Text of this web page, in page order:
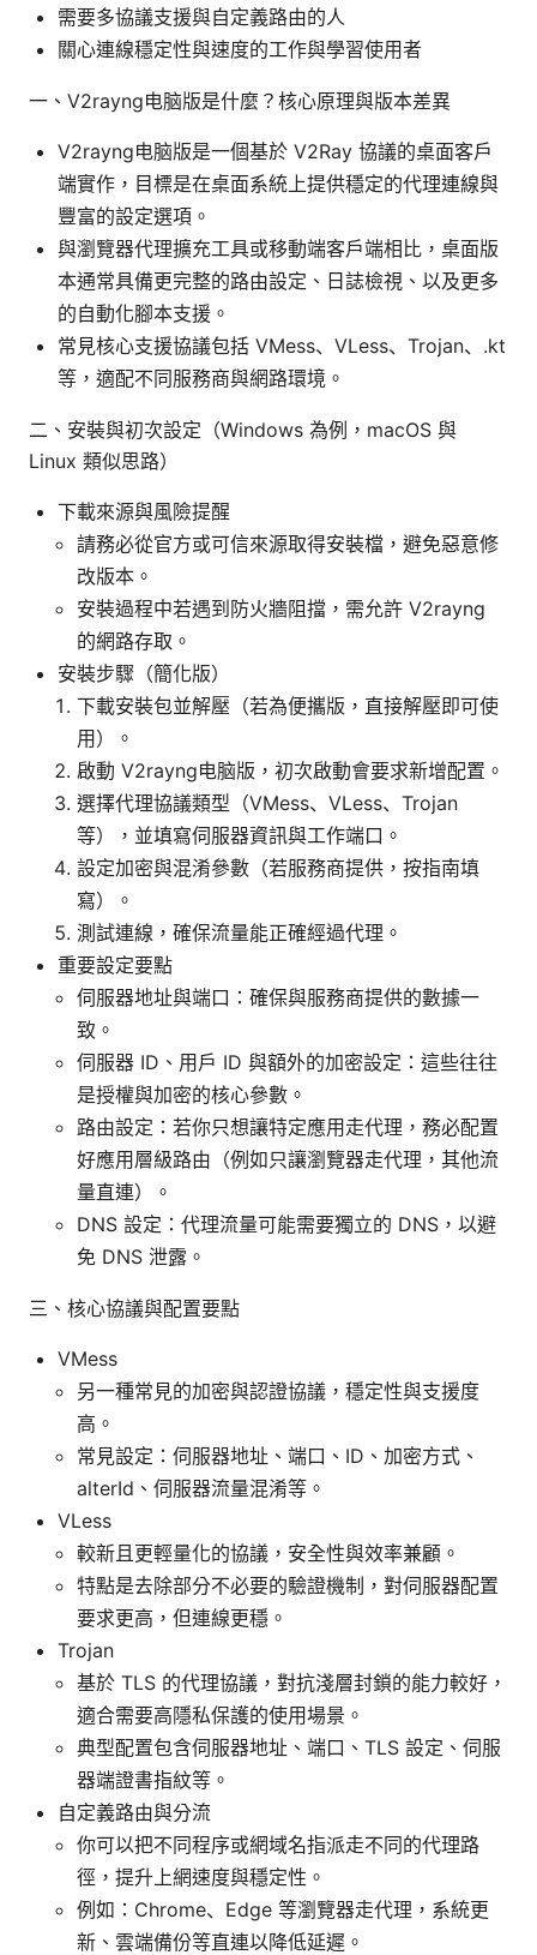
需要多協議支援與自定義路由的人
關心連線穩定性與速度的工作與學習使用者
一、V2rayng电脑版是什麼？核心原理與版本差異
V2rayng电脑版是一個基於 V2Ray 協議的桌面客戶
端實作，目標是在桌面系統上提供穩定的代理連線與
豐富的設定選項。
與瀏覽器代理擴充工具或移動端客戶端相比，桌面版
本通常具備更完整的路由設定、日誌檢視、以及更多
的自動化腳本支援。
常見核心支援協議包括 VMess、VLess、Trojan、.kt
等，適配不同服務商與網路環境。
二、安裝與初次設定（Windows 為例，macOS 與
Linux 類似思路）
下載來源與風險提醒
請務必從官方或可信來源取得安裝檔，避免惡意修
改版本。
安裝過程中若遇到防火牆阻擋，需允許 V2rayng
的網路存取。
安裝步驟（簡化版）
下載安裝包並解壓（若為便攜版，直接解壓即可使
用）。
啟動 V2rayng电脑版，初次啟動會要求新增配置。
選擇代理協議類型（VMess、VLess、Trojan
等），並填寫伺服器資訊與工作端口。
設定加密與混淆參數（若服務商提供，按指南填
寫）。
測試連線，確保流量能正確經過代理。
重要設定要點
伺服器地址與端口：確保與服務商提供的數據一
致。
伺服器 ID、用戶 ID 與額外的加密設定：這些往往
是授權與加密的核心參數。
路由設定：若你只想讓特定應用走代理，務必配置
好應用層級路由（例如只讓瀏覽器走代理，其他流
量直連）。
DNS 設定：代理流量可能需要獨立的 DNS，以避
免 DNS 泄露。
三、核心協議與配置要點
VMess
另一種常見的加密與認證協議，穩定性與支援度
高。
常見設定：伺服器地址、端口、ID、加密方式、
alterId、伺服器流量混淆等。
VLess
較新且更輕量化的協議，安全性與效率兼顧。
特點是去除部分不必要的驗證機制，對伺服器配置
要求更高，但連線更穩。
Trojan
基於 TLS 的代理協議，對抗淺層封鎖的能力較好，
適合需要高隱私保護的使用場景。
典型配置包含伺服器地址、端口、TLS 設定、伺服
器端證書指紋等。
自定義路由與分流
你可以把不同程序或網域名指派走不同的代理路
徑，提升上網速度與穩定性。
例如：Chrome、Edge 等瀏覽器走代理，系統更
新、雲端備份等直連以降低延遲。